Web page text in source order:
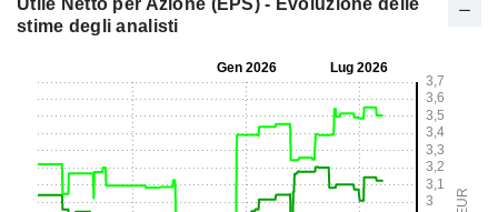
stime degli analisti